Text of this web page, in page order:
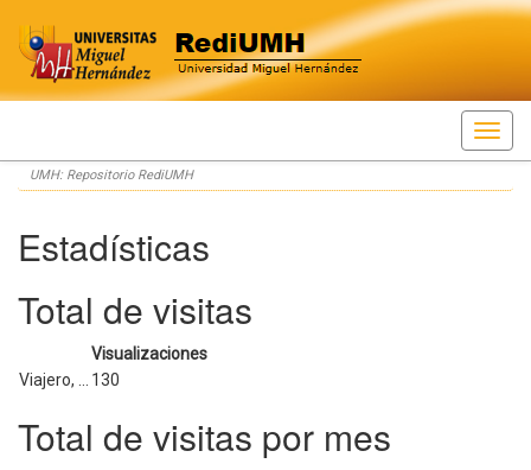
Skip
navigation
UMH: Repositorio RediUMH
Estadísticas
Total de visitas
Visualizaciones
Viajero, ...
130
Total de visitas por mes